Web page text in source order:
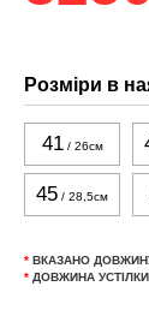
Розміри в
41/ 26см
45 / 28,5см
* ВКАЗАНО
* ДОВЖИНА